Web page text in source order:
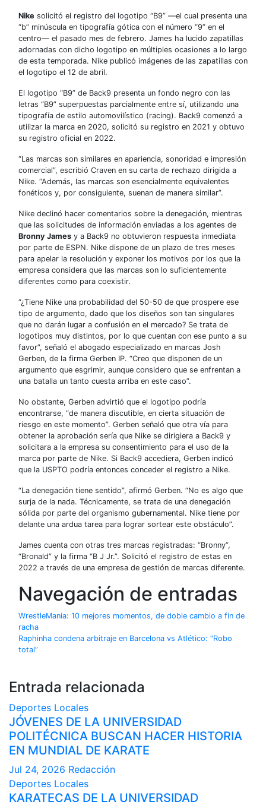
Nike solicitó el registro del logotipo “B9” —el cual presenta una
“b” minúscula en tipografía gótica con el número “9” en el
centro— el pasado mes de febrero. James ha lucido zapatillas
adornadas con dicho logotipo en múltiples ocasiones a lo largo
de esta temporada. Nike publicó imágenes de las zapatillas con
el logotipo el 12 de abril.
El logotipo “B9” de Back9 presenta un fondo negro con las
letras “B9” superpuestas parcialmente entre sí, utilizando una
tipografía de estilo automovilístico (racing). Back9 comenzó a
utilizar la marca en 2020, solicitó su registro en 2021 y obtuvo
su registro oficial en 2022.
“Las marcas son similares en apariencia, sonoridad e impresión
comercial”, escribió Craven en su carta de rechazo dirigida a
Nike. “Además, las marcas son esencialmente equivalentes
fonéticos y, por consiguiente, suenan de manera similar”.
Nike declinó hacer comentarios sobre la denegación, mientras
que las solicitudes de información enviadas a los agentes de
Bronny James y a Back9 no obtuvieron respuesta inmediata
por parte de ESPN. Nike dispone de un plazo de tres meses
para apelar la resolución y exponer los motivos por los que la
empresa considera que las marcas son lo suficientemente
diferentes como para coexistir.
“¿Tiene Nike una probabilidad del 50-50 de que prospere ese
tipo de argumento, dado que los diseños son tan singulares
que no darán lugar a confusión en el mercado? Se trata de
logotipos muy distintos, por lo que cuentan con ese punto a su
favor”, señaló el abogado especializado en marcas Josh
Gerben, de la firma Gerben IP. “Creo que disponen de un
argumento que esgrimir, aunque considero que se enfrentan a
una batalla un tanto cuesta arriba en este caso”.
No obstante, Gerben advirtió que el logotipo podría
encontrarse, “de manera discutible, en cierta situación de
riesgo en este momento”. Gerben señaló que otra vía para
obtener la aprobación sería que Nike se dirigiera a Back9 y
solicitara a la empresa su consentimiento para el uso de la
marca por parte de Nike. Si Back9 accediera, Gerben indicó
que la USPTO podría entonces conceder el registro a Nike.
“La denegación tiene sentido”, afirmó Gerben. “No es algo que
surja de la nada. Técnicamente, se trata de una denegación
sólida por parte del organismo gubernamental. Nike tiene por
delante una ardua tarea para lograr sortear este obstáculo”.
James cuenta con otras tres marcas registradas: “Bronny”,
“Bronald” y la firma “B J Jr.”. Solicitó el registro de estas en
2022 a través de una empresa de gestión de marcas diferente.
Navegación de entradas
WrestleMania: 10 mejores momentos, de doble cambio a fin de
racha
Raphinha condena arbitraje en Barcelona vs Atlético: “Robo
total”
Entrada relacionada
Deportes Locales
JÓVENES DE LA UNIVERSIDAD
POLITÉCNICA BUSCAN HACER HISTORIA
EN MUNDIAL DE KARATE
Jul 24, 2026 Redacción
Deportes Locales
KARATECAS DE LA UNIVERSIDAD